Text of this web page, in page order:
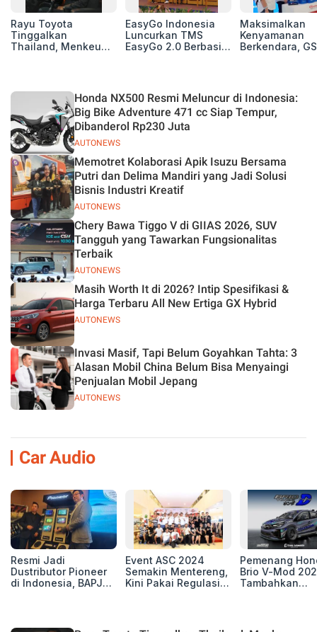
Rayu Toyota
Tinggalkan
Thailand, Menkeu
Basis Produksi
EasyGo Indonesia
Luncurkan TMS
EasyGo 2.0 Berbasis
Maksimalkan
Kenyamanan
Berkendara,
2026
AUTONEWS
Honda NX500 Resmi Meluncur di Indonesia:
Big Bike Adventure 471 cc Siap Tempur,
Dibanderol Rp230 Juta
AUTONEWS
Memotret Kolaborasi Apik Isuzu Bersama
Putri dan Delima Mandiri yang Jadi Solusi
Bisnis Industri Kreatif
AUTONEWS
Chery Bawa Tiggo V di GIIAS 2026, SUV
Tangguh yang Tawarkan Fungsionalitas
Terbaik
AUTONEWS
Masih Worth It di 2026? Intip Spesifikasi &
Harga Terbaru All New Ertiga GX Hybrid
AUTONEWS
Invasi Masif, Tapi Belum Goyahkan Tahta: 3
Alasan Mobil China Belum Bisa Menyaingi
Penjualan Mobil Jepang
Car Audio
Resmi Jadi
Dustributor Pioneer
di Indonesia, BAPJ
Event ASC 2024
Semakin Mentereng,
Kini Pakai Regulasi
Pemenang
Brio V-Mod
Tambahkan